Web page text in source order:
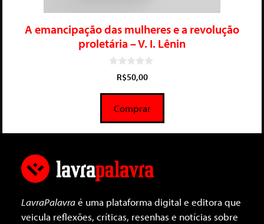
A emancipação das mulheres e a revolução
proletária – V. I. Lênin
5
R$50,00
Comprar
LavraPalavraé uma plataforma digital e editora que
veicula reflexões, críticas, resenhas e notícias sobre